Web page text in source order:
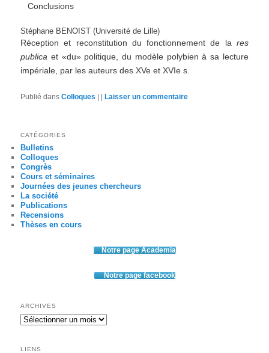
Conclusions
Stéphane BENOIST (Université de Lille)
Réception et reconstitution du fonctionnement de la res
publica et «du» politique, du modèle polybien à sa lecture
impériale, par les auteurs des XVe et XVIe s.
Publié dans Colloques Laisser un commentaire
CATÉGORIES
Bulletins
Colloques
Congrès
Cours et séminaires
Journées des jeunes chercheurs
La société
Publications
Recensions
Thèses en cours
Notre page Academia
Notre page facebook
ARCHIVES
Archives
LIENS